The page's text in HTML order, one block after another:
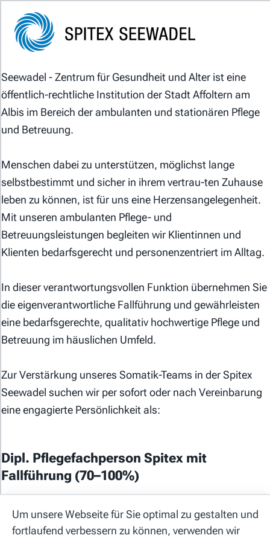
Das Jobportal der Spitex-Organisationen in der
Schweiz.
Seewadel - Zentrum für Gesundheit und Alter ist eine
öffentlich-rechtliche Institution der Stadt Affoltern am
Albis im Bereich der ambulanten und stationären Pflege
und Betreuung.
Menschen dabei zu unterstützen, möglichst lange
selbstbestimmt und sicher in ihrem vertrau-ten Zuhause
leben zu können, ist für uns eine Herzensangelegenheit.
Mit unseren ambulanten Pflege- und
Betreuungsleistungen begleiten wir Klientinnen und
Klienten bedarfsgerecht und personenzentriert im Alltag.
In dieser verantwortungsvollen Funktion übernehmen Sie
die eigenverantwortliche Fallführung und gewährleisten
eine bedarfsgerechte, qualitativ hochwertige Pflege und
Betreuung im häuslichen Umfeld.
Zur Verstärkung unseres Somatik-Teams in der Spitex
Seewadel suchen wir per sofort oder nach Vereinbarung
eine engagierte Persönlichkeit als:
Dipl. Pflegefachperson Spitex mit
Fallführung (70–100%)
Verantwortung für die Fallführung inklusive
Für Stellensuchende
Für Arbeitgeber
Partner von
Allgemeine Geschäftsbedingungen
Datenschutzerklärung
Hilfe
Kontakt
Um unsere Webseite für Sie optimal zu gestalten und
fortlaufend verbessern zu können, verwenden wir